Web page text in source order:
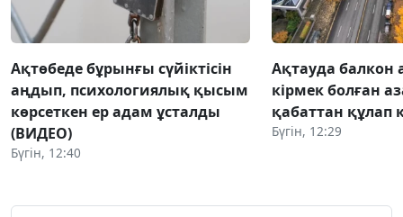
Ақтөбеде бұрынғы сүйіктісін
аңдып, психологиялық қысым
көрсеткен ер адам ұсталды
(ВИДЕО)
Бүгін, 12:40
Ақтауда балкон
кірмек болған
қабаттан құлап
Бүгін, 12:29